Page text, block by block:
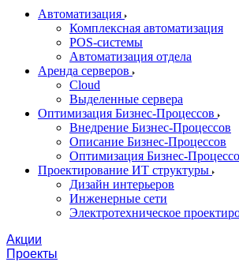
Автоматизация
Комплексная автоматизация
POS-системы
Автоматизация отдела
Аренда серверов
Cloud
Выделенные сервера
Оптимизация Бизнес-Процессов
Внедрение Бизнес-Процессов
Описание Бизнес-Процессов
Оптимизация Бизнес-
Проектирование ИТ структуры
Дизайн интерьеров
Инженерные сети
Электротехническое
Акции
Проекты